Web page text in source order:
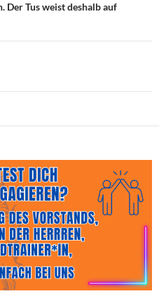
Der Tus weist deshalb auf